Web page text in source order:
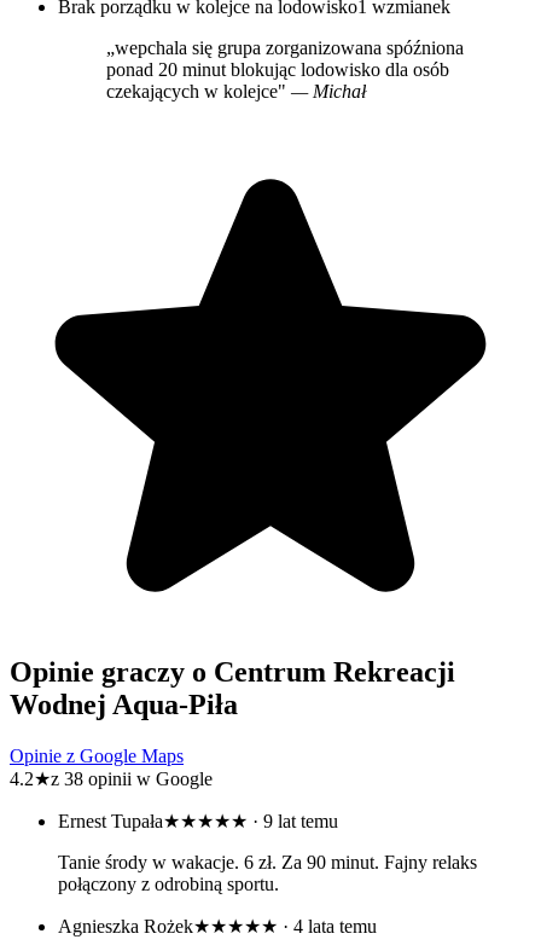
Brak porządku w kolejce na lodowisko1 wzmianek
„wepchala się grupa zorganizowana spóźniona
ponad 20 minut blokując lodowisko dla osób
czekających w kolejce" — Michał
Opinie graczy o Centrum Rekreacji
Wodnej Aqua-Piła
Opinie z Google Maps
4.2★z 38 opinii w Google
Ernest Tupała★★★★★ · 9 lat temu
Tanie środy w wakacje. 6 zł. Za 90 minut. Fajny relaks
połączony z odrobiną sportu.
Agnieszka Rożek★★★★★ · 4 lata temu